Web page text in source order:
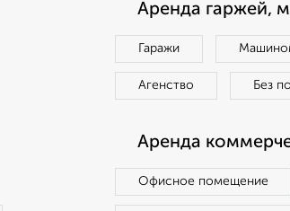
Аренда гаржей,
Гаражи
Агенство Без
Аренда
Офисное помещение